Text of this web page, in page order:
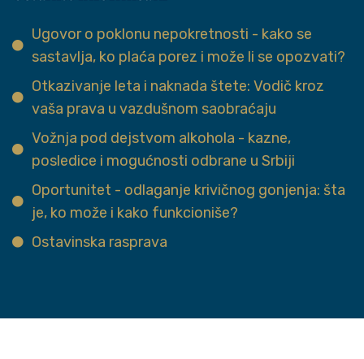
Ugovor o poklonu nepokretnosti - kako se
sastavlja, ko plaća porez i može li se opozvati?
Otkazivanje leta i naknada štete: Vodič kroz
vaša prava u vazdušnom saobraćaju
Vožnja pod dejstvom alkohola - kazne,
posledice i mogućnosti odbrane u Srbiji
Oportunitet - odlaganje krivičnog gonjenja: šta
je, ko može i kako funkcioniše?
Ostavinska rasprava